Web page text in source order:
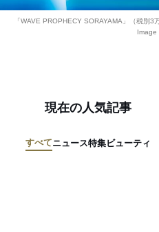
「WAVE PROPHECY SORAYAMA」（税別3
Image
現在の人気記事
すべてニュース特集ビューティ